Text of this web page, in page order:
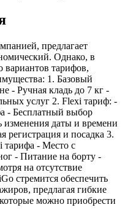
предлагает
Однако, в
вариантов тарифов,
1. Базовый
- Ручная кладь до 7 кг -
услуг 2. Flexi тариф: -
- Бесплатный выбор
изменения даты и времени
регистрация и посадка 3.
тарифа - Место с
- Питание на борту -
на отсутствие
стремится обеспечить
предлагая гибкие
можно приобрести